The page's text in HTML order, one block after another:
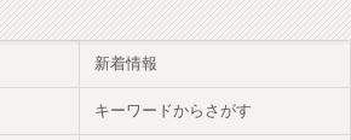
新着情報
キーワードからさがす